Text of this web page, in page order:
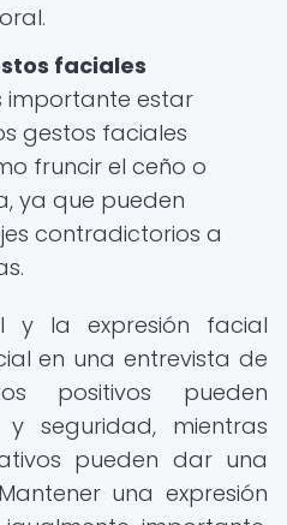
faciales
importante estar
gestos faciales
fruncir el ceño o
ya que pueden
contradictorios a
y la expresión facial
en una entrevista de
positivos pueden
seguridad, mientras
pueden dar una
una expresión